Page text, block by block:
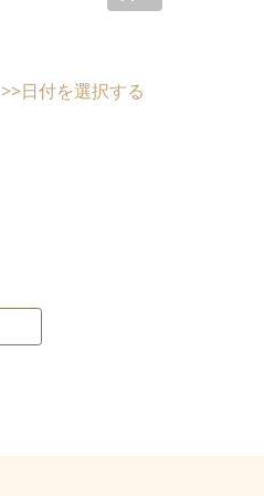
>>日付を選択する